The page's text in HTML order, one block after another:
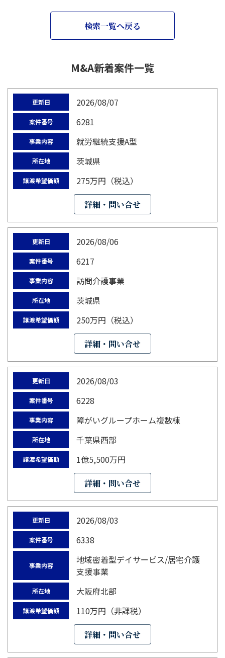
検索一覧へ戻る
M&A新着案件一覧
更新日 2026/08/07
案件番号 6281
事業内容 就労継続支援A型
所在地 茨城県
譲渡希望価額 275万円（税込）
詳細・問い合せ
更新日 2026/08/06
案件番号 6217
事業内容 訪問介護事業
所在地 茨城県
譲渡希望価額 250万円（税込）
詳細・問い合せ
更新日 2026/08/03
案件番号 6228
事業内容 障がいグループホーム複数棟
所在地 千葉県西部
譲渡希望価額 1億5,500万円
詳細・問い合せ
更新日 2026/08/03
案件番号 6338
事業内容
地域密着型デイサービス/居宅介護
支援事業
所在地 大阪府北部
譲渡希望価額 110万円（非課税）
詳細・問い合せ